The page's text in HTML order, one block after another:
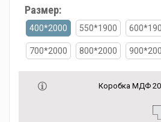
Размер:
400*2000 550*1900
700*2000 800*2000
Коробка МДФ